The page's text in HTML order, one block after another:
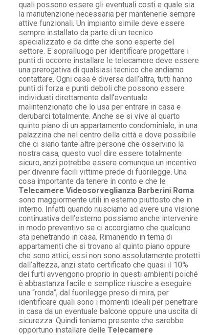
quali possono essere gli eventuali costi e quale sia
la manutenzione necessaria per mantenerle sempre
attive funzionali. Un impianto simile deve essere
sempre installato da parte di un tecnico
specializzato e da ditte che sono esperte del
settore. E sopralluogo per identificare progettare i
punti di occorre installare le telecamere deve essere
una prerogativa di qualsiasi tecnico che andiamo
contattare. Ogni casa è diversa dall’altra, tutti hanno
punti di forza e punti deboli che possono essere
individuati direttamente dall’eventuale
malintenzionato che lo usa per entrare in casa e
derubarci totalmente. Anche se si vive al quarto
quinto piano di un appartamento condominiale, in una
palazzina che nel centro della città e dove possibile
che ci siano tante altre persone che osservino la
nostra casa, questo vuol dire essere totalmente
sicuro, anzi potrebbe essere comunque un incentivo
per divenire facili vittime prede di fuorilegge. Una
cosa importante da tenere in conto e che le
Telecamere Videosorveglianza Barberini Roma
sono maggiormente utili in esterno piuttosto che in
interno. Infatti quando riusciamo ad avere una visione
continuativa dell’esterno possiamo anche intervenire
in modo preventivo se ci accorgiamo che qualcuno
sta penetrando in casa. Rimanendo in tema di
appartamenti che si trovano al quinto piano oppure
che sono attici, essi non sono assolutamente protetti
dall’altezza, anzi stato certificato che quasi il 10%
dei furti avvengono proprio in questi ambienti poiché
è abbastanza facile e semplice riuscire a eseguire
una “ronda”, dal fuorilegge preso di mira, per
identificare quali sono i momenti ideali per penetrare
in casa da un eventuale balcone oppure una uscita di
sicurezza. Quindi teniamo presente che sarebbe
opportuno installare delle Telecamere